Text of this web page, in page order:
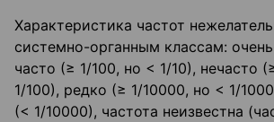
Характеристика частот
системно-органным классам:
часто (≥ 1/100, но < 1/10), нечасто
1/100), редко (≥ 1/10000, но < 1/
(< 1/10000), частота неизвестна